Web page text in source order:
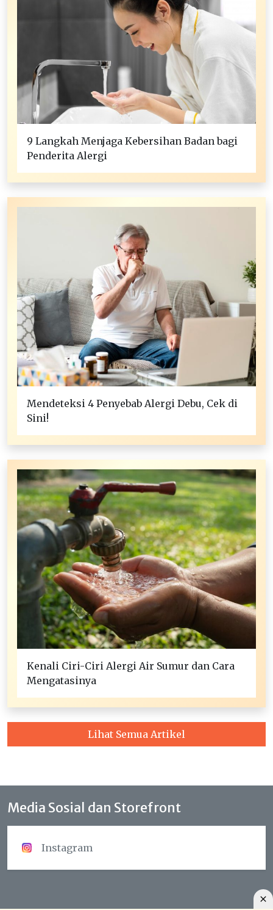
9 Langkah Menjaga Kebersihan Badan bagi
Penderita Alergi
Mendeteksi 4 Penyebab Alergi Debu, Cek di
Sini!
Kenali Ciri-Ciri Alergi Air Sumur dan Cara
Mengatasinya
Lihat Semua Artikel
Media Sosial dan Storefront
Instagram